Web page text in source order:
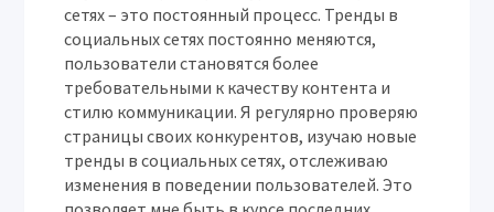
сетях – это постоянный процесс. Тренды в
социальных сетях постоянно меняются,
пользователи становятся более
требовательными к качеству контента и
стилю коммуникации. Я регулярно проверяю
страницы своих конкурентов, изучаю новые
тренды в социальных сетях, отслеживаю
изменения в поведении пользователей. Это